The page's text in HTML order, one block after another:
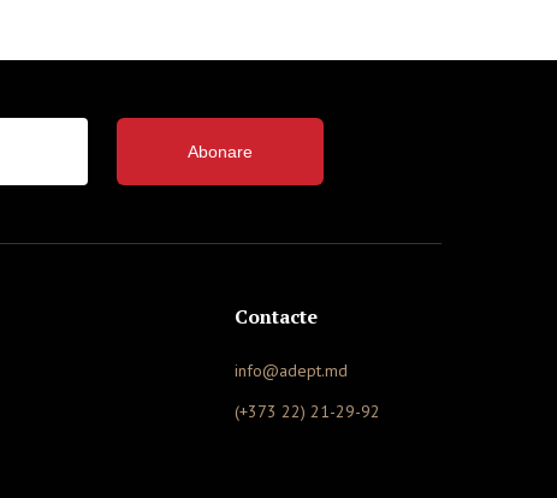
Abonare
Contacte
info@adept.md
(+373 22) 21-29-92